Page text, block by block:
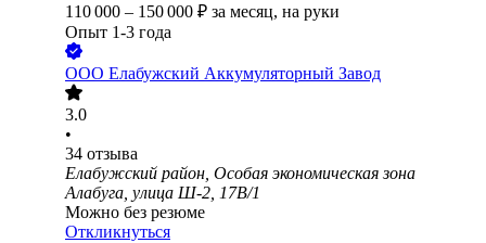
110 000 – 150 000 ₽ за месяц, на руки
Опыт 1-3 года
ООО Елабужский Аккумуляторный Завод
3.0
•
34 отзыва
Елабужский район, Особая экономическая зона
Алабуга, улица Ш-2, 17В/1
Можно без резюме
Откликнуться